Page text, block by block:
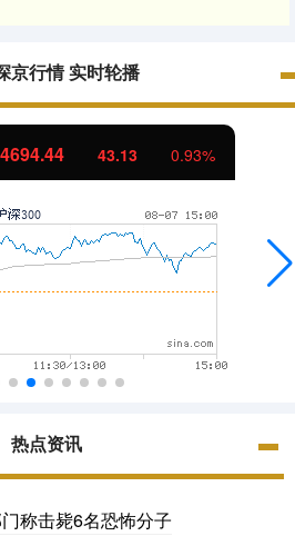
京行情 实时轮播
4694.44 43.13 0.93%
热点资讯
称击毙6名恐怖分子